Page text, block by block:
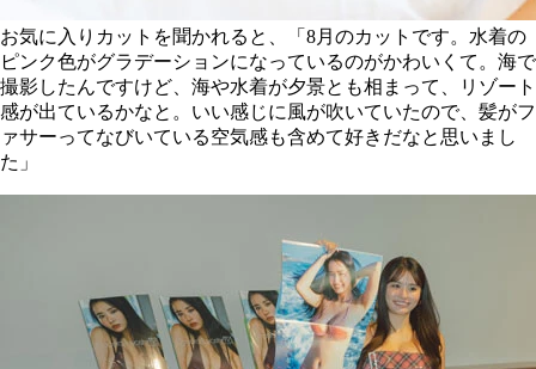
お気に入りカットを聞かれると、「8月のカットです。水着の
ピンク色がグラデーションになっているのがかわいくて。海で
撮影したんですけど、海や水着が夕景とも相まって、リゾート
感が出ているかなと。いい感じに風が吹いていたので、髪がフ
ァサーってなびいている空気感も含めて好きだなと思いまし
た」